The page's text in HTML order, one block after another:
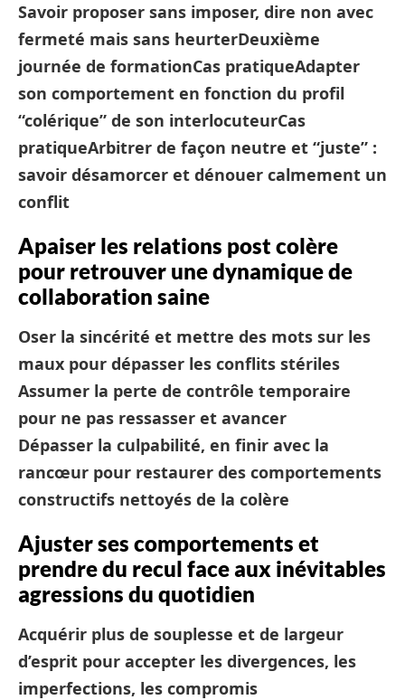
Savoir proposer sans imposer, dire non avec
fermeté mais sans heurterDeuxième
journée de formationCas pratiqueAdapter
son comportement en fonction du profil
“colérique” de son interlocuteurCas
pratiqueArbitrer de façon neutre et “juste” :
savoir désamorcer et dénouer calmement un
conflit
Apaiser les relations post colère
pour retrouver une dynamique de
collaboration saine
Oser la sincérité et mettre des mots sur les
maux pour dépasser les conflits stériles
Assumer la perte de contrôle temporaire
pour ne pas ressasser et avancer
Dépasser la culpabilité, en finir avec la
rancœur pour restaurer des comportements
constructifs nettoyés de la colère
Ajuster ses comportements et
prendre du recul face aux inévitables
agressions du quotidien
Acquérir plus de souplesse et de largeur
d’esprit pour accepter les divergences, les
imperfections, les compromis